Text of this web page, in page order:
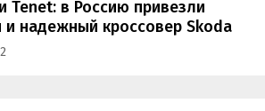
Tenet: в Россию привезли
надежный кроссовер Skoda